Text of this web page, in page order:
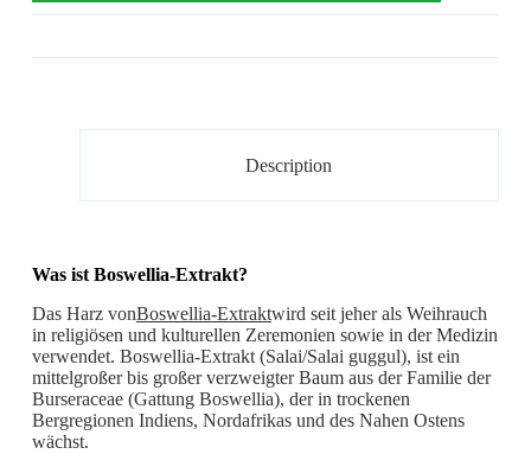
Description
Was ist Boswellia-Extrakt?
Das Harz vonBoswellia-Extraktwird seit jeher als Weihrauch
in religiösen und kulturellen Zeremonien sowie in der Medizin
verwendet. Boswellia-Extrakt (Salai/Salai guggul), ist ein
mittelgroßer bis großer verzweigter Baum aus der Familie der
Burseraceae (Gattung Boswellia), der in trockenen
Bergregionen Indiens, Nordafrikas und des Nahen Ostens
wächst.